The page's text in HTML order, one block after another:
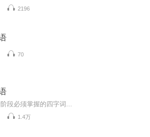
2196
70
段必须掌握的四字词...
1.4万